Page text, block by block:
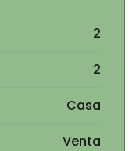
2
2
Casa
Venta